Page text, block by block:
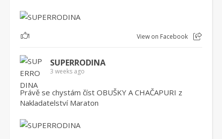
1 View on Facebook
SUPERRODINA
3 weeks ago
Právě se chystám číst OBUŠKY A CHAČAPURI z
Nakladatelství Maraton